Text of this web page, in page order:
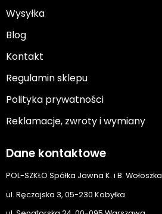
Wysyłka
Blog
Kontakt
Regulamin sklepu
Polityka prywatności
Reklamacje, zwroty i wymiany
Dane kontaktowe
POL-SZKŁO Spółka Jawna K. i B. Wołoszka
ul. Ręczajska 3, 05-230 Kobyłka